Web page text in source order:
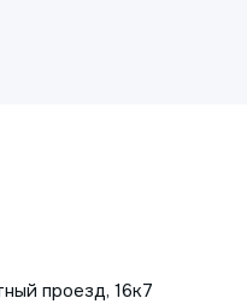
проезд, 16к7